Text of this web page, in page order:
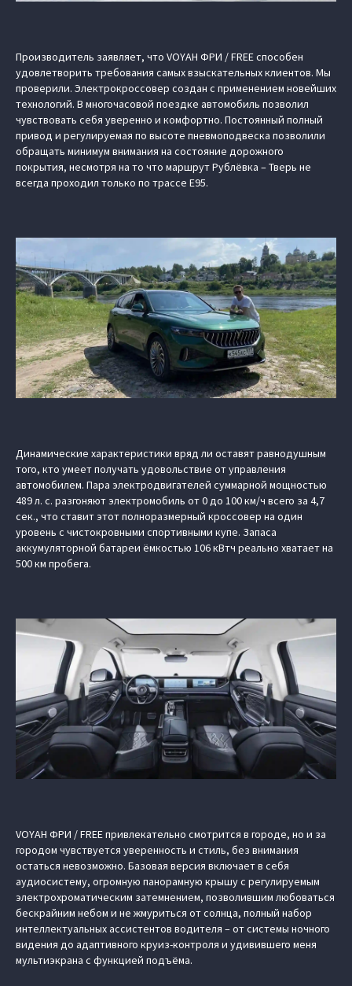
Производитель заявляет, что VOYAH ФРИ / FREE способен
удовлетворить требования самых взыскательных клиентов. Мы
проверили. Электрокроссовер создан с применением новейших
технологий. В многочасовой поездке автомобиль позволил
чувствовать себя уверенно и комфортно. Постоянный полный
привод и регулируемая по высоте пневмоподвеска позволили
обращать минимум внимания на состояние дорожного
покрытия, несмотря на то что маршрут Рублёвка – Тверь не
всегда проходил только по трассе Е95.
Динамические характеристики вряд ли оставят равнодушным
того, кто умеет получать удовольствие от управления
автомобилем. Пара электродвигателей суммарной мощностью
489 л. с. разгоняют электромобиль от 0 до 100 км/ч всего за 4,7
сек., что ставит этот полноразмерный кроссовер на один
уровень с чистокровными спортивными купе. Запаса
аккумуляторной батареи ёмкостью 106 кВтч реально хватает на
500 км пробега.
VOYAH ФРИ / FREE привлекательно смотрится в городе, но и за
городом чувствуется уверенность и стиль, без внимания
остаться невозможно. Базовая версия включает в себя
аудиосистему, огромную панорамную крышу с регулируемым
электрохроматическим затемнением, позволившим любоваться
бескрайним небом и не жмуриться от солнца, полный набор
интеллектуальных ассистентов водителя – от системы ночного
видения до адаптивного круиз-контроля и удивившего меня
мультиэкрана с функцией подъёма.